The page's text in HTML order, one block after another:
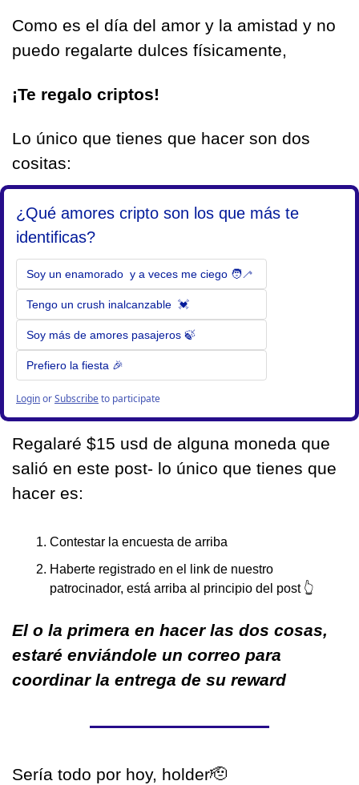
Como es el día del amor y la amistad y no
puedo regalarte dulces físicamente,
¡Te regalo criptos!
Lo único que tienes que hacer son dos
cositas:
¿Qué amores cripto son los que más te
identificas?
Soy un enamorado  y a veces me ciego 🧑‍🦯
Tengo un crush inalcanzable  💓
Soy más de amores pasajeros 🍃
Prefiero la fiesta 🎉
LoginorSubscribeto participate
Regalaré $15 usd de alguna moneda que
salió en este post- lo único que tienes que
hacer es:
Contestar la encuesta de arriba
Haberte registrado en el link de nuestro
patrocinador, está arriba al principio del post 👆
El o la primera en hacer las dos cosas,
estaré enviándole un correo para
coordinar la entrega de su reward
Sería todo por hoy, holder🫡